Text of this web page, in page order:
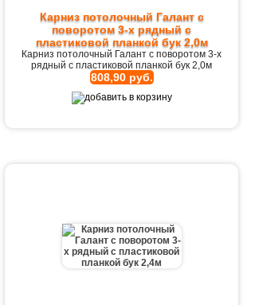
Карниз потолочный Галант с
поворотом 3-х рядный с
пластиковой планкой бук 2,0м
Карниз потолочный Галант с поворотом 3-х
рядный с пластиковой планкой бук 2,0м
808,90 руб.